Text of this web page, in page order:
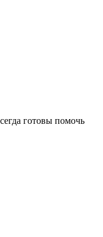
готовы помочь